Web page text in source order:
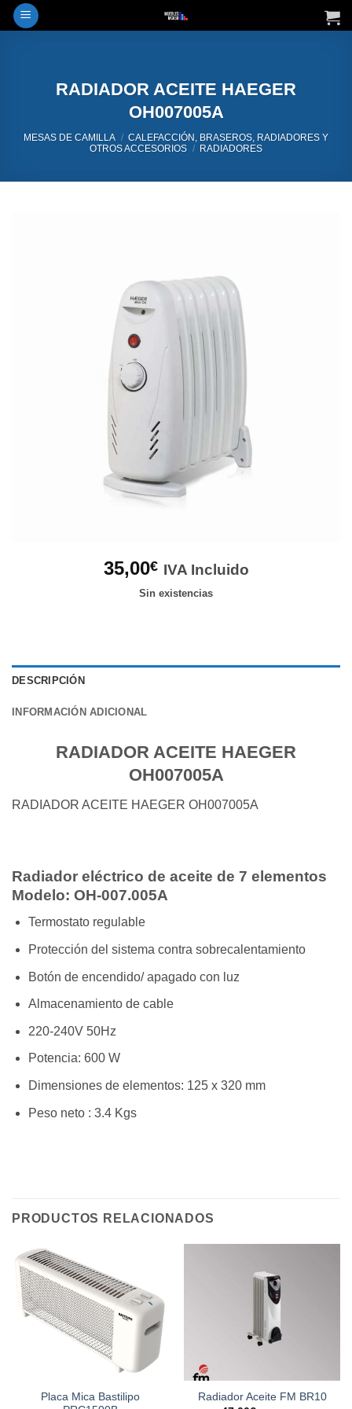
Saltar
al
RADIADOR ACEITE HAEGER
OH007005A
MESAS DE CAMILLA / CALEFACCIÓN, BRASEROS, RADIADORES Y
OTROS ACCESORIOS / RADIADORES
35,00€ IVA Incluido
Sin existencias
DESCRIPCIÓN
INFORMACIÓN ADICIONAL
RADIADOR ACEITE HAEGER
OH007005A
RADIADOR ACEITE HAEGER OH007005A
Radiador eléctrico de aceite de 7 elementos
Modelo: OH-007.005A
Termostato regulable
Protección del sistema contra sobrecalentamiento
Botón de encendido/ apagado con luz
Almacenamiento de cable
220-240V 50Hz
Potencia: 600 W
Dimensiones de elementos: 125 x 320 mm
Peso neto : 3.4 Kgs
PRODUCTOS RELACIONADOS
Placa Mica Bastilipo
Radiador Aceite FM BR10